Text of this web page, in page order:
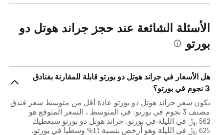
الأسئلة الشائعة عند حجز جراند هوتل دو
بورتو
هل الأسعار في جراند هوتل دو بورتو قابلة للمقارنة بفنادق
3 نجوم في بورتو؟
يكون سعر جراند هوتل دو بورتو عادة أقل من متوسط ​​سعر فندق
مصنف 3 نجوم في بورتو. في المتوسط ، السعر المتوقع هو
562 ﷼ في الليلة في بورتو. جراند هوتل دو بورتو سيعطيك
625 ﷼ في الليلة وهو أرخص بنسبة 11% وسطياً في بورتو.